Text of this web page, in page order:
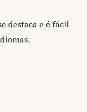
destaca e é fácil